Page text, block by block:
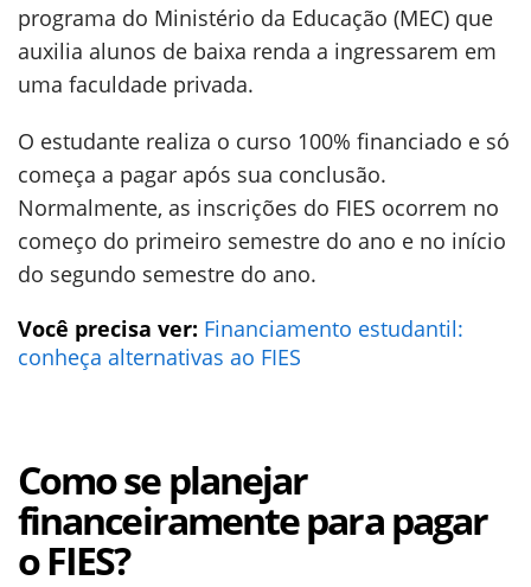
programa do Ministério da Educação (MEC) que
auxilia alunos de baixa renda a ingressarem em
uma faculdade privada.
O estudante realiza o curso 100% financiado e só
começa a pagar após sua conclusão.
Normalmente, as inscrições do FIES ocorrem no
começo do primeiro semestre do ano e no início
do segundo semestre do ano.
Você precisa ver: Financiamento estudantil:
conheça alternativas ao FIES
Como se planejar
financeiramente para pagar
o FIES?